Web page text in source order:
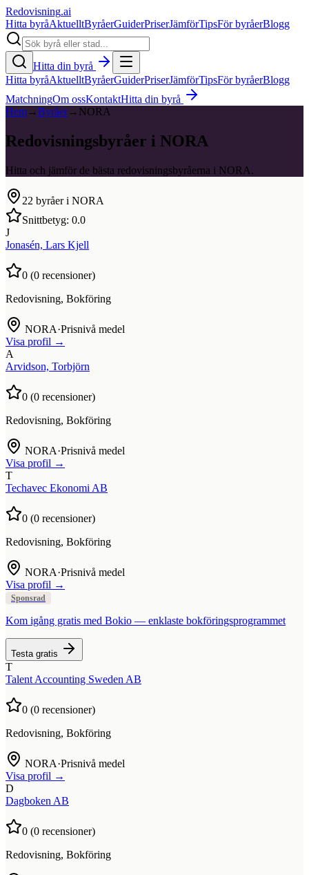
Redovisning.ai
Hitta byråAktuelltByråerGuiderPriserJämförTipsFör byråerBlogg
Hitta din byrå
Hitta byråAktuelltByråerGuiderPriserJämförTipsFör byråerBlogg
MatchningOm ossKontaktHitta din byrå
Hem→Byråer→ NORA
Redovisningsbyråer i NORA
Hitta och jämför de bästa redovisningsbyråerna i NORA.
22 byråer i NORA
Snittbetyg: 0.0
J
Jonasén, Lars Kjell
0 (0 recensioner)
Redovisning, Bokföring
NORA·Prisnivå medel
Visa profil →
A
Arvidson, Torbjörn
0 (0 recensioner)
Redovisning, Bokföring
NORA·Prisnivå medel
Visa profil →
T
Techavec Ekonomi AB
0 (0 recensioner)
Redovisning, Bokföring
NORA·Prisnivå medel
Visa profil →
Sponsrad
Kom igång gratis med Bokio — enklaste bokföringsprogrammet
Testa gratis
T
Talent Accounting Sweden AB
0 (0 recensioner)
Redovisning, Bokföring
NORA·Prisnivå medel
Visa profil →
D
Dagboken AB
0 (0 recensioner)
Redovisning, Bokföring